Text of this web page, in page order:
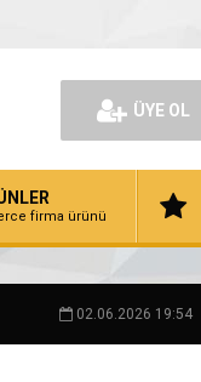
ÜYE OL
firma ürünü
02.06.2026 19:54